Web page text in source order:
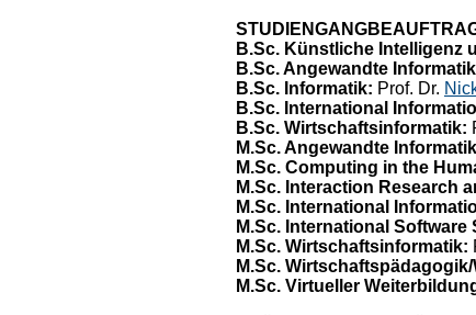
B.Sc. Künstliche Intelligenz
B.Sc. Angewandte
B.Sc. Informatik: Prof. Dr.
B.Sc. International
B.Sc. Wirtschaftsinformatik:
M.Sc. Angewandte
M.Sc. Computing in the
M.Sc. Interaction Research
M.Sc. International
M.Sc. International Software
M.Sc. Wirtschaftsinformatik:
M.Sc. Wirtschaftspädagogik/
M.Sc. Virtueller